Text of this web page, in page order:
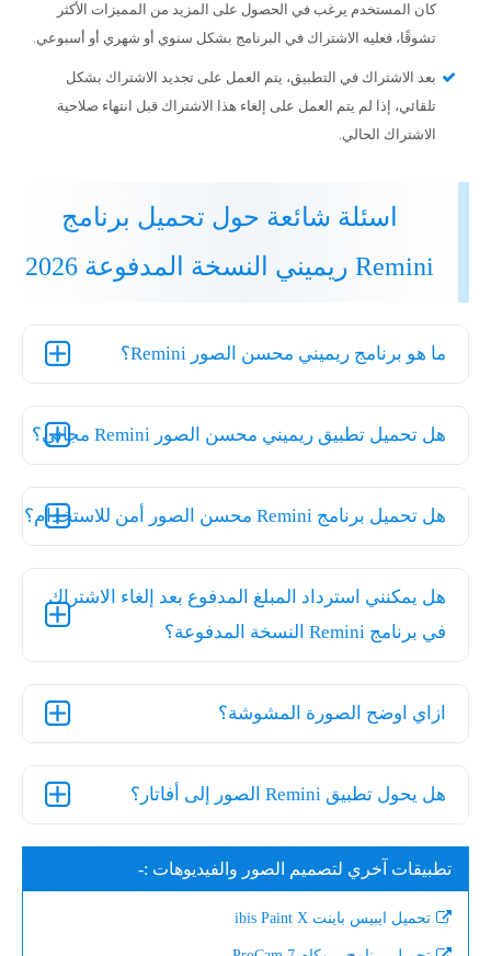
كان المستخدم يرغب في الحصول على المزيد من المميزات الأكثر
تشوقًا، فعليه الاشتراك في البرنامج بشكل سنوي أو شهري أو أسبوعي.
بعد الاشتراك في التطبيق، يتم العمل على تجديد الاشتراك بشكل
تلقائي، إذا لم يتم العمل على إلغاء هذا الاشتراك قبل انتهاء صلاحية
الاشتراك الحالي.
اسئلة شائعة حول تحميل برنامج
Remini ريميني النسخة المدفوعة 2026
ما هو برنامج ريميني محسن الصور Remini؟
هل تحميل تطبيق ريميني محسن الصور Remini مجاني؟
هل تحميل برنامج Remini محسن الصور أمن للاستخدام؟
هل يمكنني استرداد المبلغ المدفوع بعد إلغاء الاشتراك
في برنامج Remini النسخة المدفوعة؟
ازاي اوضح الصورة المشوشة؟
هل يحول تطبيق Remini الصور إلى أفاتار؟
تطبيقات آخري لتصميم الصور والفيديوهات :-
تحميل ايبيس باينت ibis Paint X